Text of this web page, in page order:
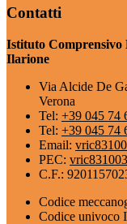
Contatti
Istituto Comprensivo
Ilarione
Via Alcide De
Verona
Tel: +39 045 74
Tel: +39 045 74
Email:
PEC:
C.F.:
Codice
Codice univoco